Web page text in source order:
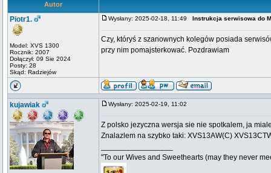
Autor
Piotr1.
Model: XVS 1300
Rocznik: 2007
Dołączył: 09 Sie 2024
Posty: 28
Skąd: Radziejów
Wysłany: 2025-02-18, 11:49 Instrukcja serwisowa do
Czy, któryś z szanownych kolegów posiada
przy nim pomajsterkować. Pozdrawiam
kujawiak Wysłany: 2025-02-19, 11:02
Z polsko jezyczna wersja sie nie spotkalem, ja
Znalazlem na szybko taki: XVS13AW(C)
"To our Wives and Sweethearts (may they never